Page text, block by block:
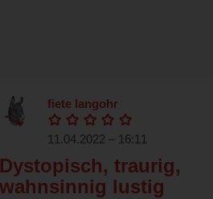
fiete langohr
11.04.2022 – 16:11
Dystopisch, traurig,
wahnsinnig lustig